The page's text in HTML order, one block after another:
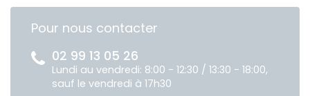
Pour nous contacter
02 99 13 05 26
Lundi au vendredi: 8:00 - 12:30 / 13:30 - 18:00,
sauf le vendredi à 17h30